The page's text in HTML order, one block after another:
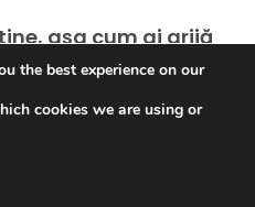
așa cum ai grijă
aparține
the best experience on our
cookies we are using or